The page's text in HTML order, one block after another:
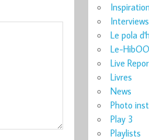
Interviews
Le pola
Le-
Live
Livres
News
Photo
Play 3
Playlists